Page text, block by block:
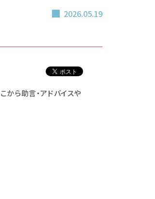
2026.05.19
ら助言・アドバイスや